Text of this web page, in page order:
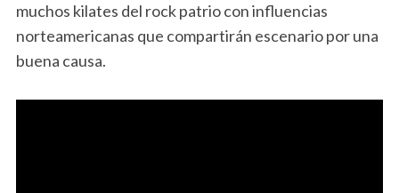
muchos kilates del rock patrio con influencias
norteamericanas que compartirán escenario por una
buena causa.